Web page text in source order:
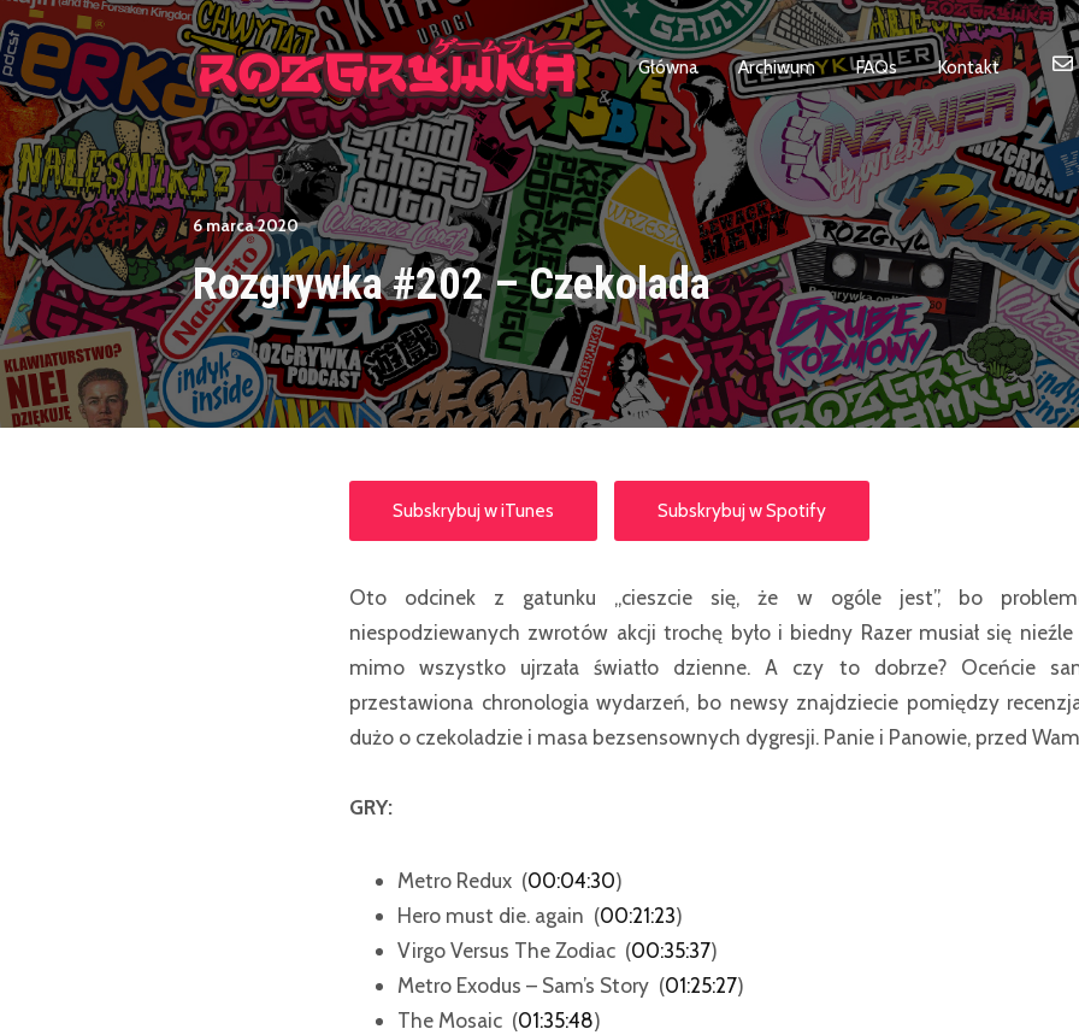
Główna Archiwum FAQs Kontakt
6 marca 2020
Rozgrywka #202 – Czekolada
Subskrybuj w iTunes Subskrybuj w Spotify
Oto odcinek z gatunku „cieszcie się, że w ogóle jest”, bo
niespodziewanych zwrotów akcji trochę było i biedny Razer musiał się nieźle
mimo wszystko ujrzała światło dzienne. A czy to dobrze? Oceńcie
przestawiona chronologia wydarzeń, bo newsy znajdziecie pomiędzy
dużo o czekoladzie i masa bezsensownych dygresji. Panie i Panowie, przed
GRY:
Metro Redux (00:04:30)
Hero must die. again (00:21:23)
Virgo Versus The Zodiac (00:35:37)
Metro Exodus – Sam’s Story (01:25:27)
The Mosaic (01:35:48)